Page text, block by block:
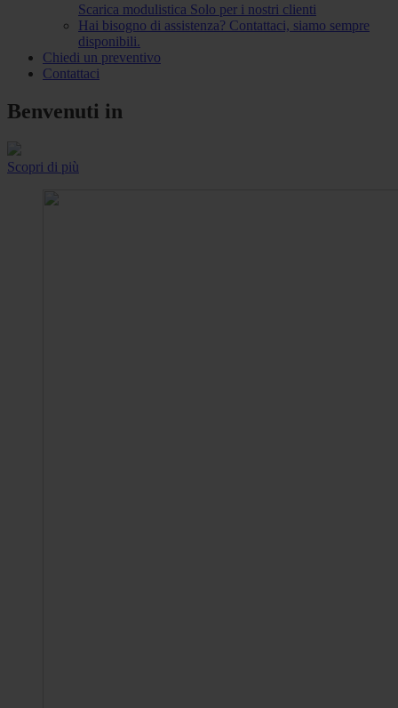
Scarica modulistica Solo per i nostri clienti
Hai bisogno di assistenza? Contattaci, siamo sempre
disponibili.
Chiedi un preventivo
Contattaci
Benvenuti in
Scopri di più